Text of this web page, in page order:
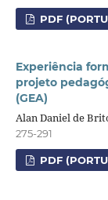
PDF
Experiência
projeto
(GEA)
Alan Daniel de
275-291
PDF